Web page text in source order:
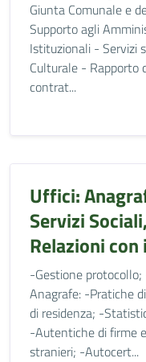
Giunta Comunale e
Supporto agli
Istituzionali - Servizi
Culturale - Rapporto
contrat...
Uffici:
Servizi
Relazioni
-Gestione
Anagrafe: -Pratiche
di residenza; -
-Autentiche di firme
stranieri; -Autocert...